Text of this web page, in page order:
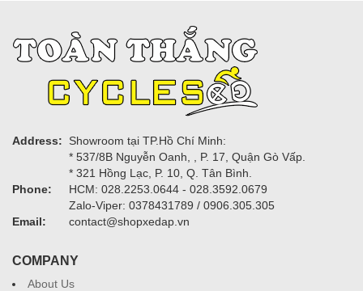
Address:
Showroom tại TP.Hồ Chí Minh:
* 537/8B Nguyễn Oanh, , P. 17, Quận Gò Vấp.
* 321 Hồng Lạc, P. 10, Q. Tân Bình.
Phone:
HCM: 028.2253.0644 - 028.3592.0679
Zalo-Viper: 0378431789 / 0906.305.305
Email:
contact@shopxedap.vn
COMPANY
About Us